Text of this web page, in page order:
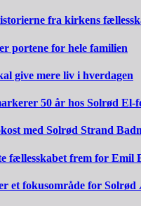
fra kirkens
portene for hele familien
give mere liv i hverdagen
50 år hos Solrød El-
med Solrød Strand
fællesskabet frem for Emil
et fokusområde for